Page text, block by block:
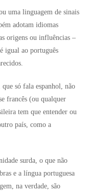
uma linguagem de sinais
adotam idiomas
origens ou influências –
igual ao português
só fala espanhol, não
francês (ou qualquer
tem que entender ou
país, como a
surda, o que não
e a língua portuguesa
na verdade, são